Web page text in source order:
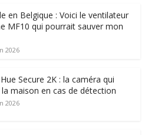
en Belgique : Voici le ventilateur
MF10 qui pourrait sauver mon
2026
Secure 2K : la caméra qui
maison en cas de détection
2026